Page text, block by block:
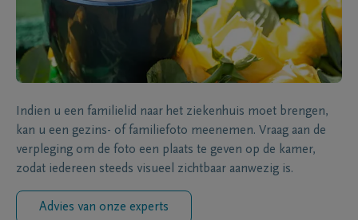
Indien u een familielid naar het ziekenhuis moet brengen,
kan u een gezins- of familiefoto meenemen. Vraag aan de
verpleging om de foto een plaats te geven op de kamer,
zodat iedereen steeds visueel zichtbaar aanwezig is.
Advies van onze experts